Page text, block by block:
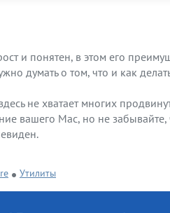
и понятен, в этом его
думать о том, что и как
не хватает многих
вашего Mac, но не забывайте,
Утилиты